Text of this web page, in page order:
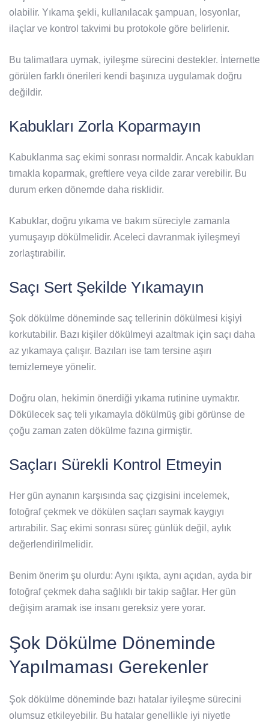
olabilir. Yıkama şekli, kullanılacak şampuan, losyonlar,
ilaçlar ve kontrol takvimi bu protokole göre belirlenir.
Bu talimatlara uymak, iyileşme sürecini destekler. İnternette
görülen farklı önerileri kendi başınıza uygulamak doğru
değildir.
Kabukları Zorla Koparmayın
Kabuklanma saç ekimi sonrası normaldir. Ancak kabukları
tırnakla koparmak, greftlere veya cilde zarar verebilir. Bu
durum erken dönemde daha risklidir.
Kabuklar, doğru yıkama ve bakım süreciyle zamanla
yumuşayıp dökülmelidir. Aceleci davranmak iyileşmeyi
zorlaştırabilir.
Saçı Sert Şekilde Yıkamayın
Şok dökülme döneminde saç tellerinin dökülmesi kişiyi
korkutabilir. Bazı kişiler dökülmeyi azaltmak için saçı daha
az yıkamaya çalışır. Bazıları ise tam tersine aşırı
temizlemeye yönelir.
Doğru olan, hekimin önerdiği yıkama rutinine uymaktır.
Dökülecek saç teli yıkamayla dökülmüş gibi görünse de
çoğu zaman zaten dökülme fazına girmiştir.
Saçları Sürekli Kontrol Etmeyin
Her gün aynanın karşısında saç çizgisini incelemek,
fotoğraf çekmek ve dökülen saçları saymak kaygıyı
artırabilir. Saç ekimi sonrası süreç günlük değil, aylık
değerlendirilmelidir.
Benim önerim şu olurdu: Aynı ışıkta, aynı açıdan, ayda bir
fotoğraf çekmek daha sağlıklı bir takip sağlar. Her gün
değişim aramak ise insanı gereksiz yere yorar.
Şok Dökülme Döneminde
Yapılmaması Gerekenler
Şok dökülme döneminde bazı hatalar iyileşme sürecini
olumsuz etkileyebilir. Bu hatalar genellikle iyi niyetle